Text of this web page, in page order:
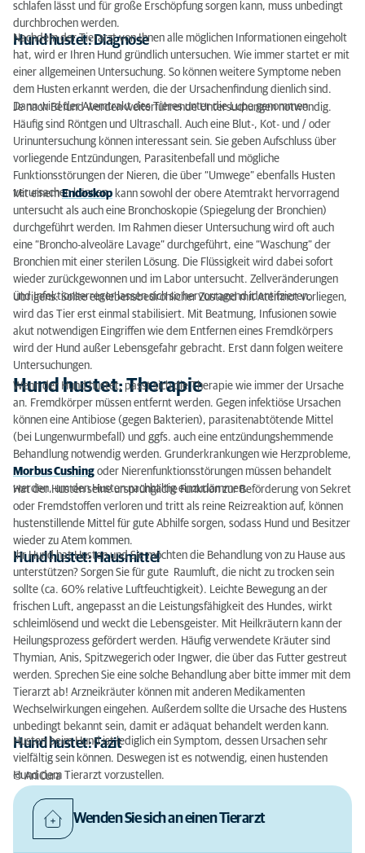
schlafen lässt und für große Erschöpfung sorgen kann, muss unbedingt
durchbrochen werden.
Hund hustet: Diagnose
Nachdem der Tierarzt von Ihnen alle möglichen Informationen eingeholt
hat, wird er Ihren Hund gründlich untersuchen. Wie immer startet er mit
einer allgemeinen Untersuchung. So können weitere Symptome neben
dem Husten erkannt werden, die der Ursachenfindung dienlich sind.
Dann wird der Atemtrakt des Tieres unter die Lupe genommen.
Je nach Befund werden weiterführende Untersuchungen notwendig.
Häufig sind Röntgen und Ultraschall. Auch eine Blut-, Kot- und / oder
Urinuntersuchung können interessant sein. Sie geben Aufschluss über
vorliegende Entzündungen, Parasitenbefall und mögliche
Funktionsstörungen der Nieren, die über “Umwege” ebenfalls Husten
verursachen können.
Mit einemEndoskop kann sowohl der obere Atemtrakt hervorragend
untersucht als auch eine Bronchoskopie (Spiegelung der Bronchien)
durchgeführt werden. Im Rahmen dieser Untersuchung wird oft auch
eine “Broncho-alveoläre Lavage” durchgeführt, eine “Waschung” der
Bronchien mit einer sterilen Lösung. Die Flüssigkeit wird dabei sofort
wieder zurückgewonnen und im Labor untersucht. Zellveränderungen
und Infektionserreger lassen sich so hervorragend identifzieren.
Übrigens: Sollte ein lebensbedrohlicher Zustand mit Atemnot vorliegen,
wird das Tier erst einmal stabilisiert. Mit Beatmung, Infusionen sowie
akut notwendigen Eingriffen wie dem Entfernen eines Fremdkörpers
wird der Hund außer Lebensgefahr gebracht. Erst dann folgen weitere
Untersuchungen.
Hund hustet: Therapie
Wenn der Hund hustet, passt sich die Therapie wie immer der Ursache
an. Fremdkörper müssen entfernt werden. Gegen infektiöse Ursachen
können eine Antibiose (gegen Bakterien), parasitenabtötende Mittel
(bei Lungenwurmbefall) und ggfs. auch eine entzündungshemmende
Behandlung notwendig werden. Grunderkrankungen wie Herzprobleme,
Morbus Cushing oder Nierenfunktionsstörungen müssen behandelt
werden, um den Husten nachhaltig einzudämmen.
Hat der Husten seine ursprüngliche Funktion zur Beförderung von Sekret
oder Fremdstoffen verloren und tritt als reine Reizreaktion auf, können
hustenstillende Mittel für gute Abhilfe sorgen, sodass Hund und Besitzer
wieder zu Atem kommen.
Hund hustet: Hausmittel
Ihr Hund hat Husten und Sie möchten die Behandlung von zu Hause aus
unterstützen? Sorgen Sie für gute Raumluft, die nicht zu trocken sein
sollte (ca. 60% relative Luftfeuchtigkeit). Leichte Bewegung an der
frischen Luft, angepasst an die Leistungsfähigkeit des Hundes, wirkt
schleimlösend und weckt die Lebensgeister. Mit Heilkräutern kann der
Heilungsprozess gefördert werden. Häufig verwendete Kräuter sind
Thymian, Anis, Spitzwegerich oder Ingwer, die über das Futter gestreut
werden. Sprechen Sie eine solche Behandlung aber bitte immer mit dem
Tierarzt ab! Arzneikräuter können mit anderen Medikamenten
Wechselwirkungen eingehen. Außerdem sollte die Ursache des Hustens
unbedingt bekannt sein, damit er adäquat behandelt werden kann.
Hund hustet: Fazit
Husten beim Hund ist lediglich ein Symptom, dessen Ursachen sehr
vielfältig sein können. Deswegen ist es notwendig, einen hustenden
Hund dem Tierarzt vorzustellen.
© AniCura
Wenden Sie sich an einen Tierarzt